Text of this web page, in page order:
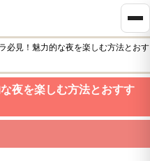
必見！魅力的な夜を楽しむ方法とおす
夜を楽しむ方法とおすす